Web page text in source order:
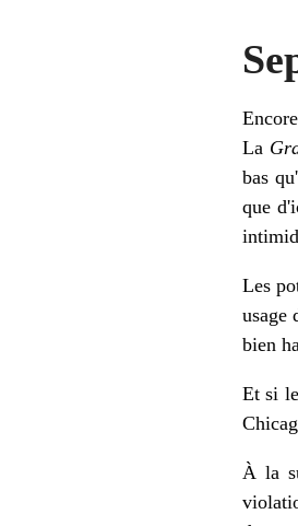
La
bas
que
Les
usage
bien
Et si
À la